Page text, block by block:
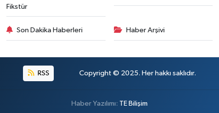
Fikstür
Son Dakika Haberleri Haber Arşivi
RSS Copyright © 2025. Her hakkı saklıdır.
Haber Yazılımı: TE Bilişim